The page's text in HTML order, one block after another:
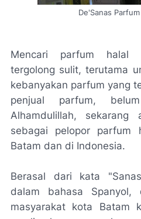
De'Sanas
Mencari parfum halal
tergolong sulit, terutama
kebanyakan parfum yang
penjual parfum,
Alhamdulillah, sekarang
sebagai pelopor parfum
Batam dan di Indonesia.
Berasal dari kata "Sanas
dalam bahasa Spanyol,
masyarakat kota Batam